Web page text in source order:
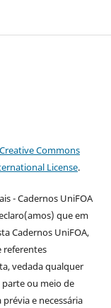
Creative Commons
License.
- Cadernos UniFOA
que em
Cadernos UniFOA,
referentes
vedada qualquer
ou meio de
e necessária